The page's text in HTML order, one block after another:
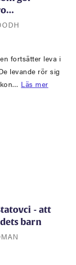
fortsätter leva i
levande rör sig
Läs mer
- att
barn